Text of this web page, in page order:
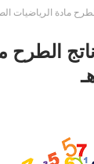
مادة الرياضيات الصف
الطرح